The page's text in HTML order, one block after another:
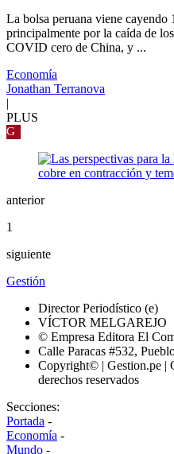
La bolsa peruana viene cayendo
principalmente por la caída de
COVID cero de China, y ...
Economía
Jonathan Terranova
|
PLUS
G
anterior
1
siguiente
Gestión
Director Periodístico (e)
VÍCTOR MELGAREJO
© Empresa Editora El
Calle Paracas #532,
Copyright© | Gestion.pe |
derechos reservados
Secciones:
Portada -
Economía -
Mundo -